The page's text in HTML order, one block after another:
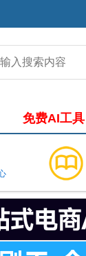
免费AI工具